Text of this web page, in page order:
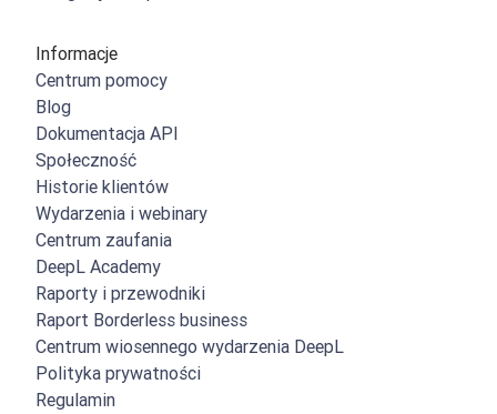
Informacje
Centrum pomocy
Blog
Dokumentacja API
Społeczność
Historie klientów
Wydarzenia i webinary
Centrum zaufania
DeepL Academy
Raporty i przewodniki
Raport Borderless business
Centrum wiosennego wydarzenia DeepL
Polityka prywatności
Regulamin